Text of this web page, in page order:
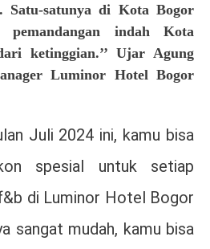
satunya di Kota Bogor
pemandangan indah Kota
ketinggian.’’ Ujar Agung
Luminor Hotel Bogor
Juli 2024 ini, kamu bisa
spesial untuk setiap
di Luminor Hotel Bogor
sangat mudah, kamu bisa